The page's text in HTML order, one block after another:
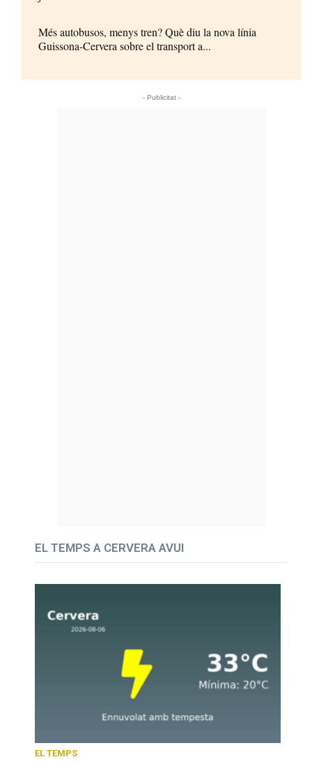
Més autobusos, menys tren? Què diu la nova línia
Guissona-Cervera sobre el transport a...
- Publicitat -
EL TEMPS A CERVERA AVUI
EL TEMPS